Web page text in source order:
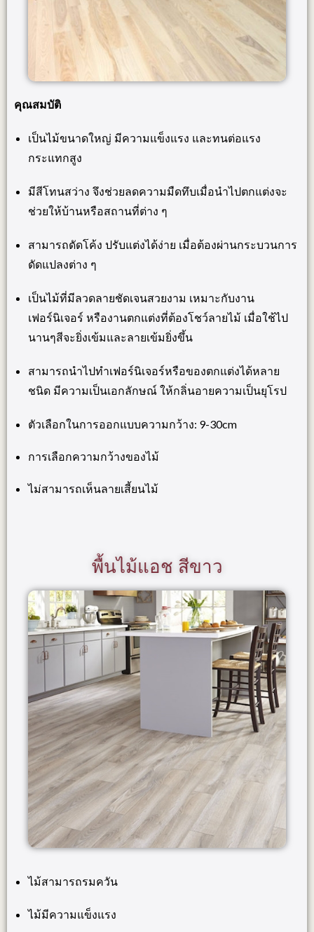
คุณสมบัติ
เป็นไม้ขนาดใหญ่ มีความแข็งแรง และทนต่อแรง
กระแทกสูง
มีสีโทนสว่าง จึงช่วยลดความมืดทึบเมื่อนำไปตกแต่งจะ
ช่วยให้บ้านหรือสถานที่ต่าง ๆ
สามารถดัดโค้ง ปรับแต่งได้ง่าย เมื่อต้องผ่านกระบวนการ
ดัดแปลงต่าง ๆ
เป็นไม้ที่มีลวดลายชัดเจนสวยงาม เหมาะกับงาน
เฟอร์นิเจอร์ หรืองานตกแต่งที่ต้องโชว์ลายไม้ เมื่อใช้ไป
นานๆสีจะยิ่งเข้มและลายเข้มยิ่งขึ้น
สามารถนำไปทำเฟอร์นิเจอร์หรือของตกแต่งได้หลาย
ชนิด มีความเป็นเอกลักษณ์ ให้กลิ่นอายความเป็นยุโรป
ตัวเลือกในการออกแบบความกว้าง: 9-30cm
การเลือกความกว้างของไม้
ไม่สามารถเห็นลายเสี้ยนไม้
พื้นไม้แอช สีขาว
ไม้สามารถรมควัน
ไม้มีความแข็งแรง